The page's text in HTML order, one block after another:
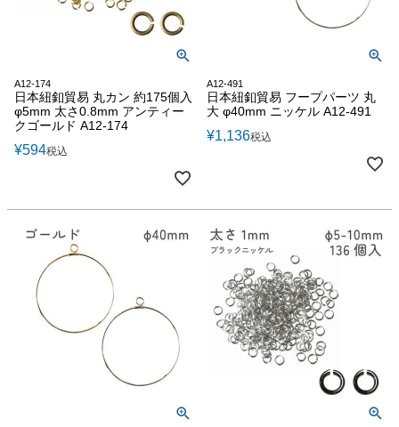
A12-174
日本紐釦貿易 丸カン 約175個入
φ5mm 太さ0.8mm アンティー
クゴールド A12-174
¥594税込
A12-491
日本紐釦貿易 フープパーツ 丸
大 φ40mm ニッケル A12-491
¥1,136税込